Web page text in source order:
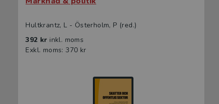
Hultkrantz, L - Österholm, P (red.)
392 kr inkl. moms
Exkl. moms: 370 kr